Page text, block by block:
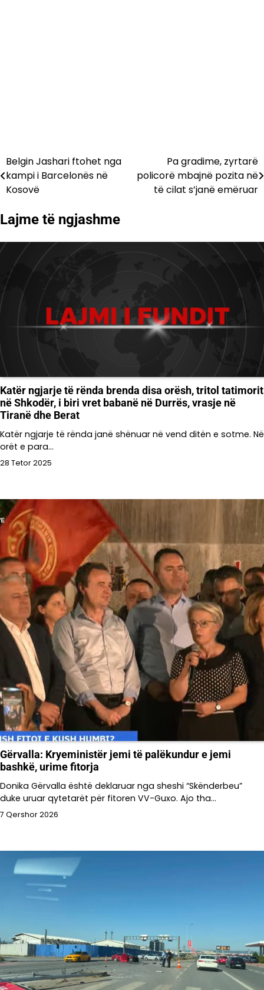
Lëvizje
te
Belgin Jashari ftohet nga
kampi i Barcelonës në
Kosovë
Pa gradime, zyrtarë
policorë mbajnë pozita në
të cilat s’janë emëruar
Lajme të ngjashme
Katër ngjarje të rënda brenda disa orësh, tritol tatimorit
në Shkodër, i biri vret babanë në Durrës, vrasje në
Tiranë dhe Berat
Katër ngjarje të rënda janë shënuar në vend ditën e sotme. Në
orët e para…
28 Tetor 2025
Gërvalla: Kryeministër jemi të palëkundur e jemi
bashkë, urime fitorja
Donika Gërvalla është deklaruar nga sheshi “Skënderbeu”
duke uruar qytetarët për fitoren VV-Guxo. Ajo tha…
7 Qershor 2026